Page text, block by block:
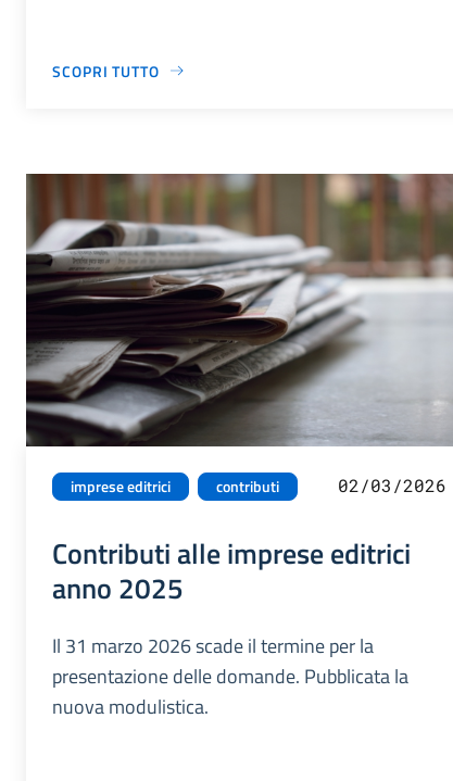
SCOPRI TUTTO
imprese editrici contributi 02/03/2026
Contributi alle imprese editrici
anno 2025
Il 31 marzo 2026 scade il termine per la
presentazione delle domande. Pubblicata la
nuova modulistica.